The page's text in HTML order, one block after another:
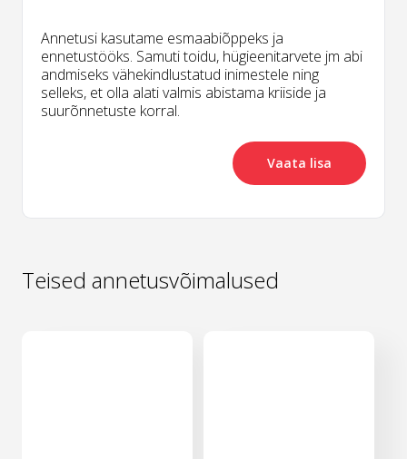
Annetusi kasutame esmaabiõppeks ja
ennetustööks. Samuti toidu, hügieenitarvete jm abi
andmiseks vähekindlustatud inimestele ning
selleks, et olla alati valmis abistama kriiside ja
suurõnnetuste korral.
Vaata lisa
Teised annetusvõimalused